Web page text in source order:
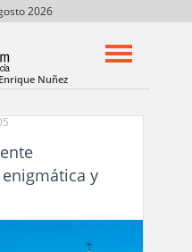
2026
Nuñez
y